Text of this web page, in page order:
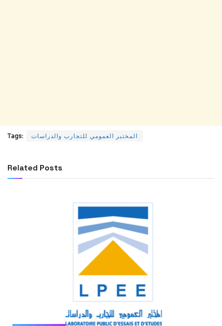
Tags: المختبر العمومي للتجارب والدراسات
Related Posts